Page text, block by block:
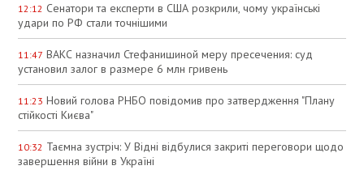
12:12 Сенатори та експерти в США розкрили, чому українські
удари по РФ стали точнішими
11:47 ВАКС назначил Стефанишиной меру пресечения: суд
установил залог в размере 6 млн гривень
11:23 Новий голова РНБО повідомив про затвердження "Плану
стійкості Києва"
10:32 Таємна зустріч: У Відні відбулися закриті переговори щодо
завершення війни в Україні